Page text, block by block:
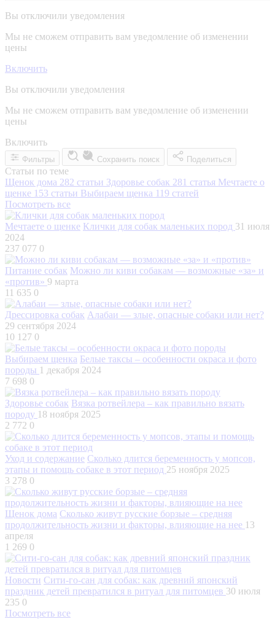
Вы отключили уведомления
Мы не сможем отправить вам уведомление об изменении
цены
Включить
Вы отключили уведомления
Мы не сможем отправить вам уведомление об изменении
цены
Включить
Фильтры Сохранить поиск Поделиться
Статьи по теме
Щенок дома 282 статьи Здоровье собак 281 статья Мечтаете о
щенке 153 статьи Выбираем щенка 119 статей
Посмотреть все
Мечтаете о щенке Клички для собак маленьких пород 31 июля
2024
237 077 0
Питание собак Можно ли киви собакам — возможные «за» и
«против» 9 марта
11 635 0
Дрессировка собак Алабаи — злые, опасные собаки или нет?
29 сентября 2024
10 127 0
Выбираем щенка Белые таксы – особенности окраса и фото
породы 1 декабря 2024
7 698 0
Здоровье собак Вязка ротвейлера – как правильно вязать
породу 18 ноября 2025
2 772 0
Уход и содержание Сколько длится беременность у мопсов,
этапы и помощь собаке в этот период 25 ноября 2025
3 278 0
Щенок дома Сколько живут русские борзые – средняя
продолжительность жизни и факторы, влияющие на нее 13
апреля
1 269 0
Новости Сити-го-сан для собак: как древний японский
праздник детей превратился в ритуал для питомцев 30 июля
235 0
Посмотреть все